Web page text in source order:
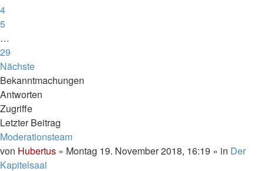
4
5
…
29
Nächste
Bekanntmachungen
Antworten
Zugriffe
Letzter Beitrag
Moderationsteam
von Hubertus » Montag 19. November 2018, 16:19 » in Der
Kapitelsaal